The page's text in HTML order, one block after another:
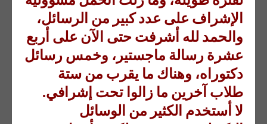
الإشراف على عدد كبير من الرسائل،
والحمد لله أشرفت حتى الآن على أربع
عشرة رسالة ماجستير، وخمس رسائل
دكتوراه، وهناك ما يقرب من ستة
طلاب آخرين ما زالوا تحت إشرافي.
لا أستخدم الكثير من الوسائل